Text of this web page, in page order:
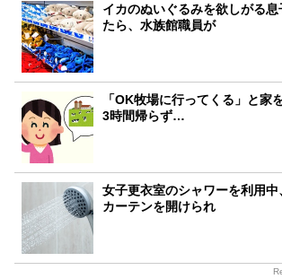
イカのぬいぐるみを欲しがる
たら、水族館職員が
「OK牧場に行ってくる」と家
3時間帰らず…
女子更衣室のシャワーを利用
カーテンを開けられ